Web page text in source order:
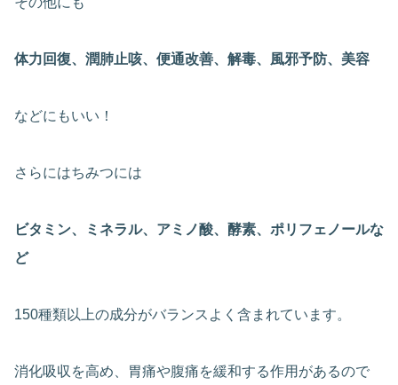
体力回復、潤肺止咳、便通改善、解毒、風邪予防、美容
などにもいい！
さらにはちみつには
ビタミン、ミネラル、アミノ酸、酵素、ポリフェノールな
ど
150種類以上の成分がバランスよく含まれています。
消化吸収を高め、胃痛や腹痛を緩和する作用があるので